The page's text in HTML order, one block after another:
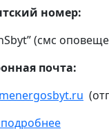
номер:
(смс
почта: